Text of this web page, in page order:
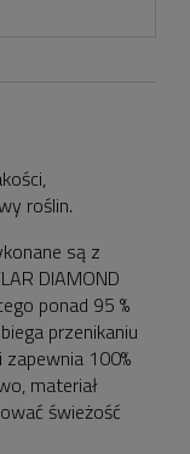
roślin.
są z
DIAMOND
ponad 95 %
przenikaniu
100%
materiał
świeżość